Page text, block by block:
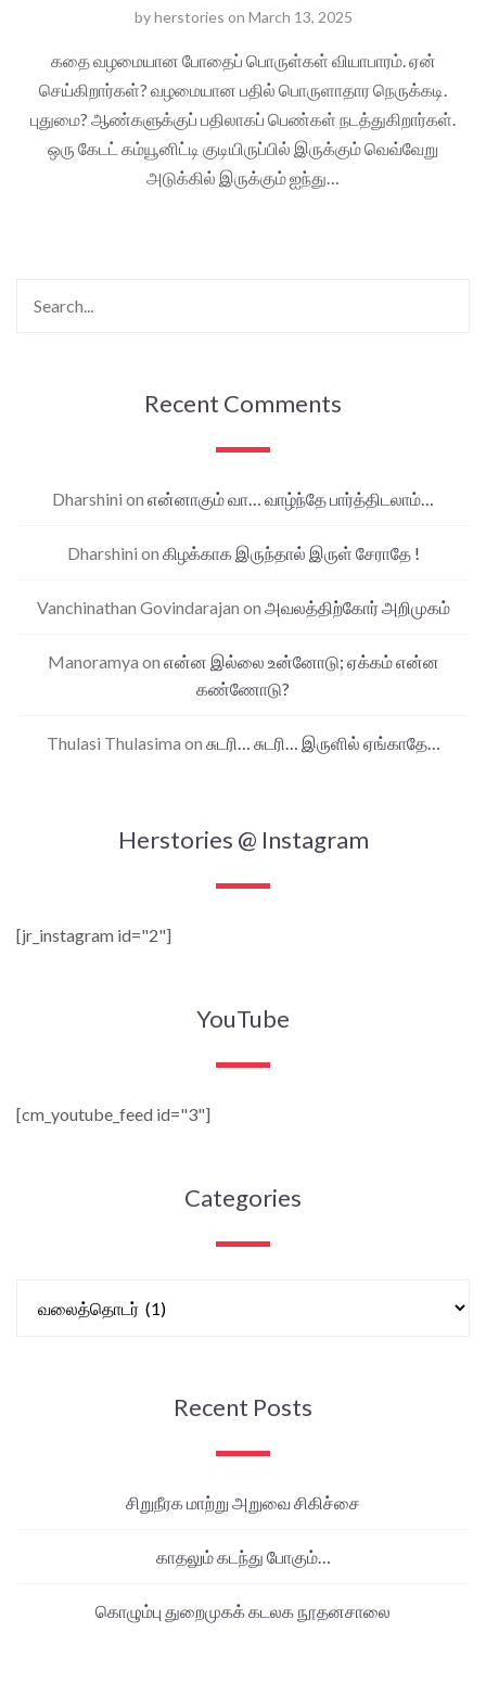
byherstories on March 13, 2025
கதை வழமையான போதைப் பொருள்கள் வியாபாரம். ஏன்
செய்கிறார்கள்? வழமையான பதில் பொருளாதார நெருக்கடி.
புதுமை? ஆண்களுக்குப் பதிலாகப் பெண்கள் நடத்துகிறார்கள்.
ஒரு கேடட் கம்யூனிட்டி குடியிருப்பில் இருக்கும் வெவ்வேறு
அடுக்கில் இருக்கும் ஐந்து…
Recent Comments
Dharshini on என்னாகும் வா… வாழ்ந்தே பார்த்திடலாம்…
Dharshini on கிழக்காக இருந்தால் இருள் சேராதே !
Vanchinathan Govindarajan on அவலத்திற்கோர் அறிமுகம்
Manoramya on என்ன இல்லை உன்னோடு; ஏக்கம் என்ன
கண்ணோடு?
Thulasi Thulasima on சுடரி… சுடரி… இருளில் ஏங்காதே…
Herstories @ Instagram
[jr_instagram id="2"]
YouTube
[cm_youtube_feed id="3"]
Categories
Recent Posts
சிறுநீரக மாற்று அறுவை சிகிச்சை
காதலும் கடந்து போகும்…
கொழும்பு துறைமுகக் கடலக நூதனசாலை